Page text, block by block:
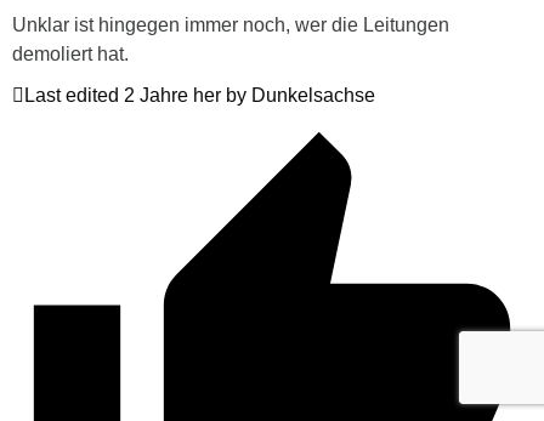
Unklar ist hingegen immer noch, wer die Leitungen
demoliert hat.
Last edited 2 Jahre her by Dunkelsachse